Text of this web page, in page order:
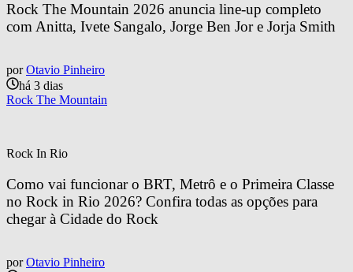
Rock The Mountain 2026 anuncia line-up completo
com Anitta, Ivete Sangalo, Jorge Ben Jor e Jorja Smith
por Otavio Pinheiro
há 3 dias
Rock The Mountain
Rock In Rio
Como vai funcionar o BRT, Metrô e o Primeira Classe
no Rock in Rio 2026? Confira todas as opções para
chegar à Cidade do Rock
por Otavio Pinheiro